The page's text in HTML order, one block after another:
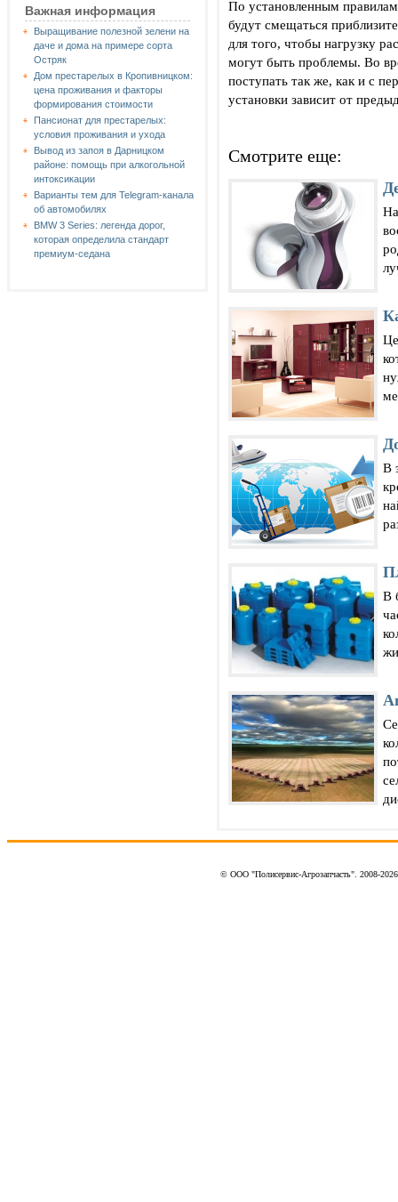
Важная информация
Выращивание полезной зелени на
даче и дома на примере сорта
Остряк
Дом престарелых в Кропивницком:
цена проживания и факторы
формирования стоимости
Пансионат для престарелых:
условия проживания и ухода
Вывод из запоя в Дарницком
районе: помощь при алкогольной
интоксикации
Варианты тем для Telegram-канала
об автомобилях
BMW 3 Series: легенда дорог,
которая определила стандарт
премиум-седана
По установленным
будут смещаться
для того, чтобы нагрузку
могут быть проблемы. Во
поступать так же, как и с
установки зависит от
Смотрите еще:
В
В
© ООО "Полисервис-Агрозапчасть". 2008-